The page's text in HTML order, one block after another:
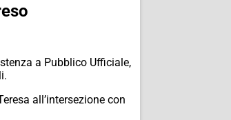
a Pubblico Ufficiale,
all’intersezione con